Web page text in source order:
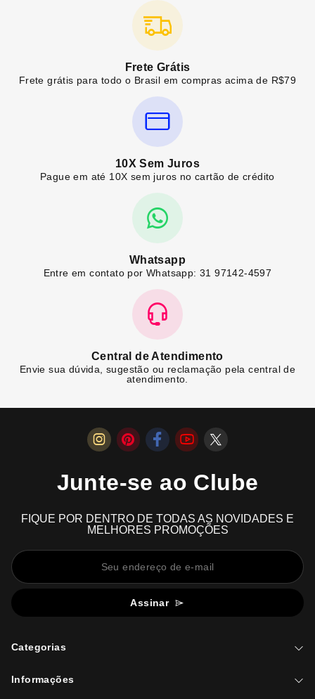
Frete Grátis
Frete grátis para todo o Brasil em compras acima de R$79
10X Sem Juros
Pague em até 10X sem juros no cartão de crédito
Whatsapp
Entre em contato por Whatsapp: 31 97142-4597
Central de Atendimento
Envie sua dúvida, sugestão ou reclamação pela central de
atendimento.
Junte-se ao Clube
FIQUE POR DENTRO DE TODAS AS NOVIDADES E
MELHORES PROMOÇÕES
Assinar
Categorias
Informações